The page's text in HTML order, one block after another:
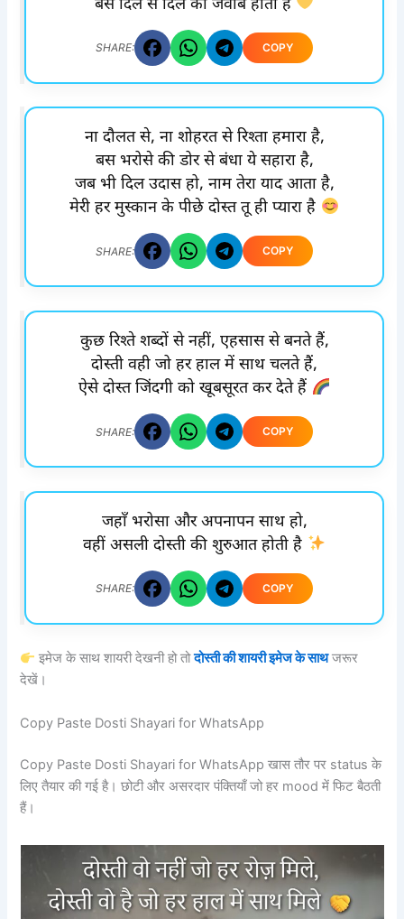
बस दिल से दिल का जवाब होता है
SHARE: COPY
ना दौलत से, ना शोहरत से रिश्ता हमारा है,
बस भरोसे की डोर से बंधा ये सहारा है,
जब भी दिल उदास हो, नाम तेरा याद आता है,
मेरी हर मुस्कान के पीछे दोस्त तू ही प्यारा है
SHARE: COPY
कुछ रिश्ते शब्दों से नहीं, एहसास से बनते हैं,
दोस्ती वही जो हर हाल में साथ चलते हैं,
ऐसे दोस्त जिंदगी को खूबसूरत कर देते हैं
SHARE: COPY
जहाँ भरोसा और अपनापन साथ हो,
वहीं असली दोस्ती की शुरुआत होती है
SHARE: COPY
इमेज के साथ शायरी देखनी हो तोदोस्ती की शायरी इमेज के साथजरूर
देखें।
Copy Paste Dosti Shayari for WhatsApp
Copy Paste Dosti Shayari for WhatsApp खास तौर पर status के
लिए तैयार की गई है। छोटी और असरदार पंक्तियाँ जो हर mood में फिट बैठती
हैं।